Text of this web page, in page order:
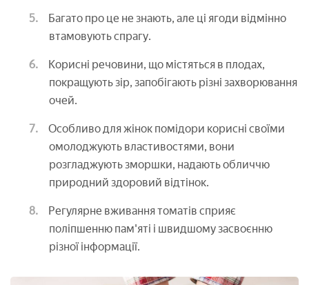
Багато про це не знають, але ці ягоди відмінно
втамовують спрагу.
Корисні речовини, що містяться в плодах,
покращують зір, запобігають різні захворювання
очей.
Особливо для жінок помідори корисні своїми
омолоджують властивостями, вони
розгладжують зморшки, надають обличчю
природний здоровий відтінок.
Регулярне вживання томатів сприяє
поліпшенню пам'яті і швидшому засвоєнню
різної інформації.